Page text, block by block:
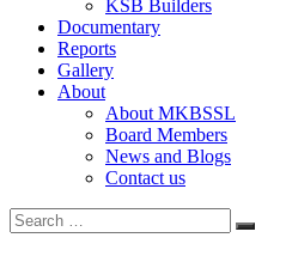
KSB Builders
Documentary
Reports
Gallery
About
About MKBSSL
Board Members
News and Blogs
Contact us
Search
for:
Search